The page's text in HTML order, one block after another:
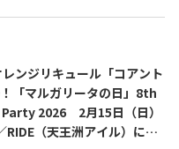
How to Make Tequila
Tequila Market
ンジリキュール「コアント
「マルガリータの日」8th
2026 2月15日（日）
RIDE（天王洲アイル）にて